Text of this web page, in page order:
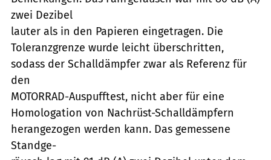
zwei Dezibel
lauter als in den Papieren eingetragen. Die
Toleranzgrenze wurde leicht überschritten,
sodass der Schalldämpfer zwar als Referenz für
den
MOTORRAD-Auspufftest, nicht aber für eine
Homologation von Nachrüst-Schalldämpfern
herangezogen werden kann. Das gemessene
Standge-